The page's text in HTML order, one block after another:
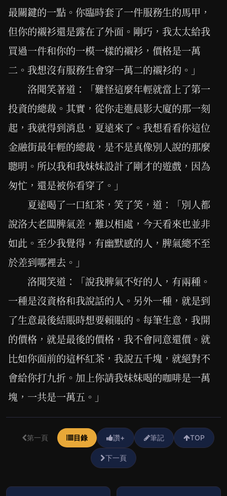
最關鍵的一點。你臨時套了一件服務生的馬甲，
但你的襯衫還是露在了外面。剛巧，我太太給我
買過一件和你的一模一樣的襯衫，價格是一萬
二。我想沒有服務生會穿一萬二的襯衫的。」
洛聞笑著道：「難怪這麼年輕就當上了第一
投資的總裁。其實，從你走進晨影大廈的那一刻
起，我就得到消息，夏遠來了。我想看看你這位
金融街最年輕的總裁，是不是真像別人說的那麼
聰明。所以我和我妹妹設計了剛才的遊戲，因為
匆忙，還是被你看穿了。」
夏遠喝了一口紅茶，笑了笑，道：「別人都
說洛大老闆脾氣差，難以相處，今天看來也並非
如此。至少我覺得，有幽默感的人，脾氣總不至
於差到哪裡去。」
洛聞笑道：「說我脾氣不好的人，有兩種。
一種是沒資格和我說話的人。另外一種，就是到
了生意最後結賬時想要賴賬的。每筆生意，我開
的價格，就是最後的價格，我不會同意還價。就
比如你面前的這杯紅茶，我說五千塊，就絕對不
會給你打九折。加上你請我妹妹喝的咖啡是一萬
塊，一共是一萬五。」
第一頁 目錄 讚+ 筆記 TOP
下一頁